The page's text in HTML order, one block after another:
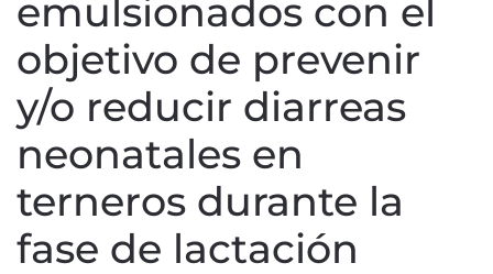
emulsionados con el
objetivo de prevenir
y/o reducir diarreas
neonatales en
terneros durante la
fase de lactación